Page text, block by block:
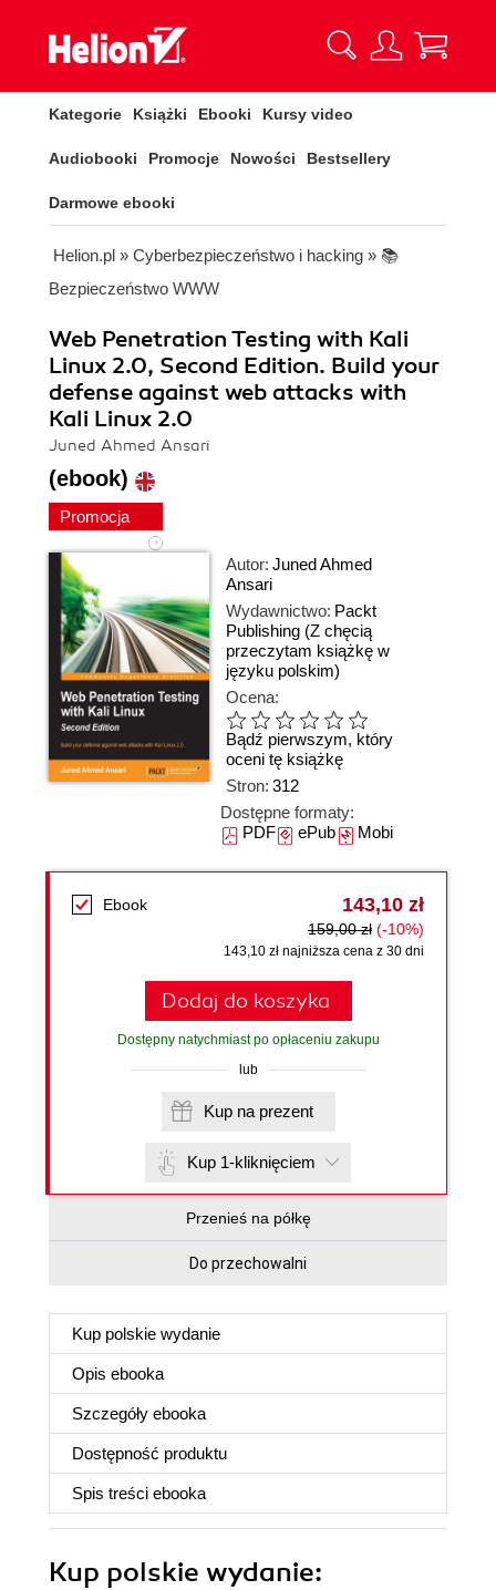
Kategorie Książki Ebooki Kursy video
Audiobooki Promocje Nowości Bestsellery
Darmowe ebooki
Helion.pl » Cyberbezpieczeństwo i hacking » 📚
Bezpieczeństwo WWW
Web Penetration Testing with Kali
Linux 2.0, Second Edition. Build your
defense against web attacks with
Kali Linux 2.0
Juned Ahmed Ansari
(ebook)
Promocja
Autor: Juned Ahmed
Ansari
Wydawnictwo: Packt
Publishing (Z chęcią
przeczytam książkę w
języku polskim)
Ocena:
Bądź pierwszym, który
oceni tę książkę
Stron: 312
Dostępne formaty:
PDFePubMobi
Ebook 143,10 zł
159,00 zł (-10%)
143,10 zł najniższa cena z 30 dni
Dodaj do koszyka
Dostępny natychmiast po opłaceniu zakupu
lub
Kup na prezent
Kup 1-kliknięciem
Przenieś na półkę
Do przechowalni
Kup polskie wydanie
Opis ebooka
Szczegóły ebooka
Dostępność produktu
Spis treści ebooka
Kup polskie wydanie: